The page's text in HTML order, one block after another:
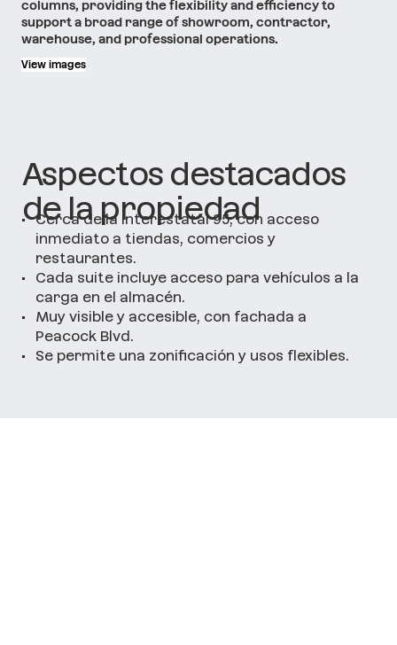
View images
columns, providing the flexibility and efficiency to
support a broad range of showroom, contractor,
warehouse, and professional operations.
• Cerca de la Interestatal 95, con acceso
inmediato a tiendas, comercios y
restaurantes.
•
Cada suite incluye acceso para vehículos a la
carga en el almacén.
•
Muy visible y accesible, con fachada a
Peacock Blvd.
•
Se permite una zonificación y usos flexibles.
Aspectos destacados
de la propiedad